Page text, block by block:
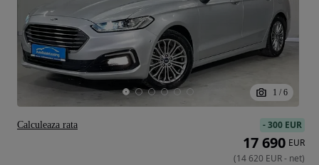
1 / 6
-300 EUR
17 690 EUR
(14 620 EUR- net)
Calculeaza rata